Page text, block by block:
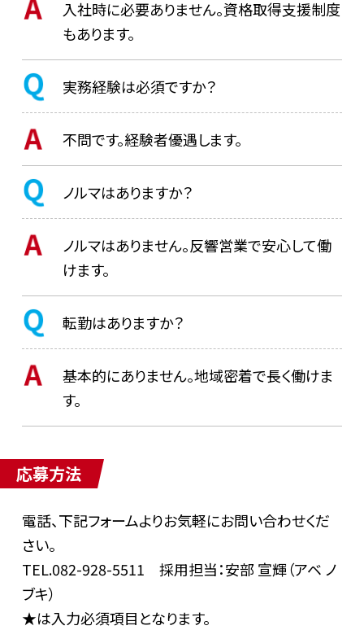
入社時に必要ありません。資格取得支援制度
もあります。
実務経験は必須ですか？
不問です。経験者優遇します。
ノルマはありますか？
ノルマはありません。反響営業で安心して働
けます。
転勤はありますか？
基本的にありません。地域密着で長く働けま
す。
応募方法
電話、下記フォームよりお気軽にお問い合わせくだ
さい。
TEL.082-928-5511 採用担当：安部 宣輝（アベ ノ
ブキ）
★は入力必須項目となります。